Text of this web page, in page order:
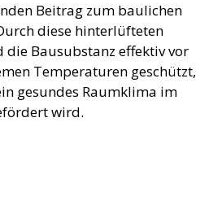
Beitrag zum baulichen
diese hinterlüfteten
die Bausubstanz effektiv vor
Temperaturen geschützt,
gesundes Raumklima im
wird.